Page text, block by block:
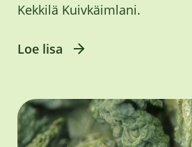
Kekkilä Kuivkäimlani.
Loe lisa